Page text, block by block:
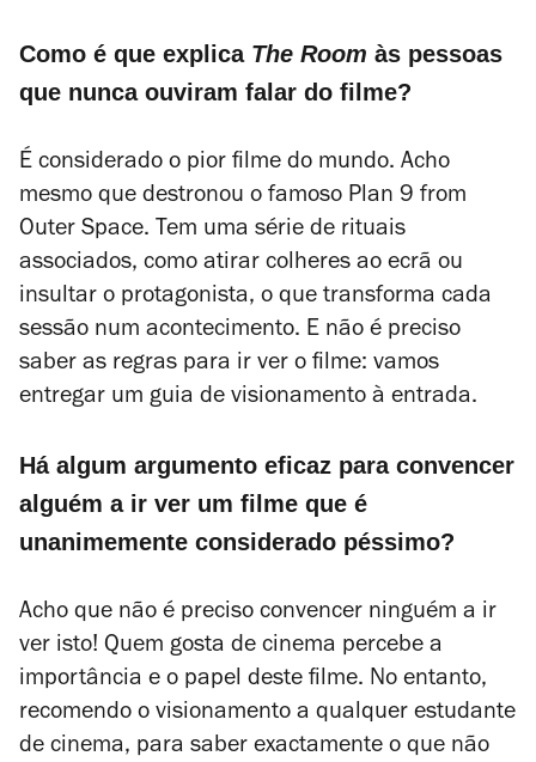
Como é que explica The Room às pessoas
que nunca ouviram falar do filme?
É considerado o pior filme do mundo. Acho
mesmo que destronou o famoso Plan 9 from
Outer Space. Tem uma série de rituais
associados, como atirar colheres ao ecrã ou
insultar o protagonista, o que transforma cada
sessão num acontecimento. E não é preciso
saber as regras para ir ver o filme: vamos
entregar um guia de visionamento à entrada.
Há algum argumento eficaz para convencer
alguém a ir ver um filme que é
unanimemente considerado péssimo?
Acho que não é preciso convencer ninguém a ir
ver isto! Quem gosta de cinema percebe a
importância e o papel deste filme. No entanto,
recomendo o visionamento a qualquer estudante
de cinema, para saber exactamente o que não